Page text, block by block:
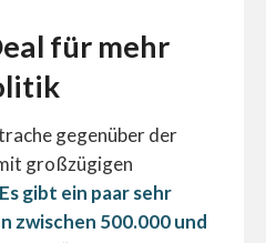
für mehr
gegenüber der
großzügigen
Es gibt ein paar sehr
zwischen 500.000 und